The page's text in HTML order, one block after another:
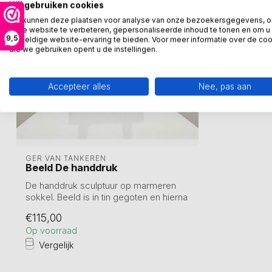
9,5
GER VAN TANKEREN
Beeld De handdruk
De handdruk sculptuur op marmeren
sokkel. Beeld is in tin gegoten en hierna
€115,00
Op voorraad
Vergelijk
Wij gebruiken cookies
We kunnen deze plaatsen voor analyse van onze bezoekersgegevens,
onze website te verbeteren, gepersonaliseerde inhoud te tonen en om u
geweldige website-ervaring te bieden. Voor meer informatie over de
die we gebruiken opent u de instellingen.
Accepteer alles Nee, pas aan